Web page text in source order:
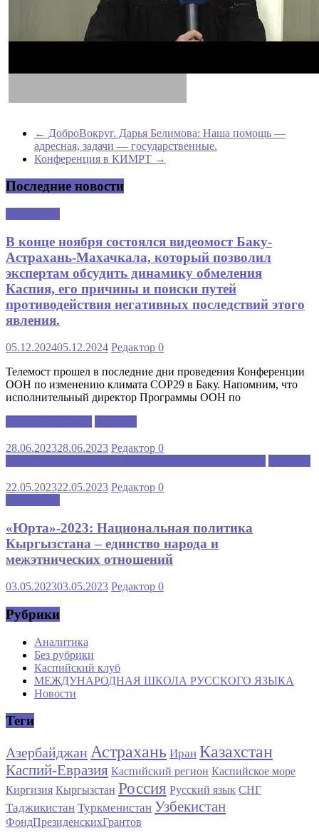
← ДоброВокруг. Дарья Белимова: Наша помощь —
адресная, задачи — государственные.
Конференция в КИМРТ →
Последние новости
В конце ноября состоялся видеомост Баку-
Астрахань-Махачкала, который позволил
экспертам обсудить динамику обмеления
Каспия, его причины и поиски путей
противодействия негативных последствий этого
явления.
05.12.202405.12.2024 Редактор 0
Телемост прошел в последние дни проведения Конференции
ООН по изменению климата COP29 в Баку. Напомним, что
исполнительный директор Программы ООН по
28.06.202328.06.2023 Редактор 0
22.05.202322.05.2023 Редактор 0
«Юрта»-2023: Национальная политика
Кыргызстана – единство народа и
межэтнических отношений
03.05.202303.05.2023 Редактор 0
Рубрики
Аналитика
Без рубрики
Каспийский клуб
МЕЖДУНАРОДНАЯ ШКОЛА РУССКОГО ЯЗЫКА
Новости
Теги
Азербайджан Астрахань Иран Казахстан
Каспий-Евразия Каспийский регион Каспийское море
Киргизия Кыргызстан Россия Русский язык СНГ
Таджикистан Туркменистан Узбекистан
ФондПрезиденскихГрантов